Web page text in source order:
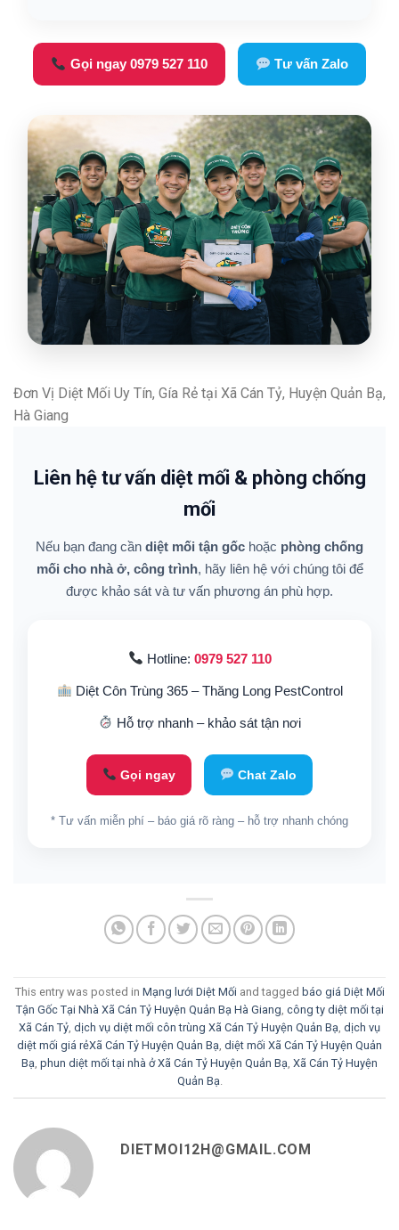
Gọi ngay 0979 527 110 Tư vấn Zalo
Đơn Vị Diệt Mối Uy Tín, Gía Rẻ tại Xã Cán Tỷ, Huyện Quản Bạ,
Hà Giang
Liên hệ tư vấn diệt mối & phòng chống
mối
Nếu bạn đang cần diệt mối tận gốc hoặc phòng chống
mối cho nhà ở, công trình, hãy liên hệ với chúng tôi để
được khảo sát và tư vấn phương án phù hợp.
Hotline: 0979 527 110
Diệt Côn Trùng 365 – Thăng Long PestControl
Hỗ trợ nhanh – khảo sát tận nơi
Gọi ngay Chat Zalo
* Tư vấn miễn phí – báo giá rõ ràng – hỗ trợ nhanh chóng
This entry was posted in Mạng lưới Diệt Mối and tagged báo giá Diệt Mối
Tận Gốc Tại Nhà Xã Cán Tỷ Huyện Quản Bạ Hà Giang, công ty diệt mối tại
Xã Cán Tỷ, dịch vụ diệt mối côn trùng Xã Cán Tỷ Huyện Quản Bạ, dịch vụ
diệt mối giá rẻXã Cán Tỷ Huyện Quản Bạ, diệt mối Xã Cán Tỷ Huyện Quản
Bạ, phun diệt mối tại nhà ở Xã Cán Tỷ Huyện Quản Bạ, Xã Cán Tỷ Huyện
Quản Bạ.
DIETMOI12H@GMAIL.COM